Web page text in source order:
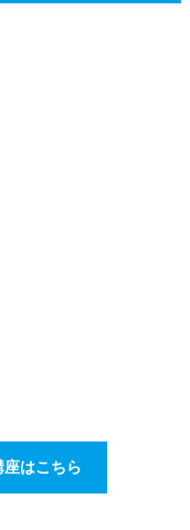
はこちら